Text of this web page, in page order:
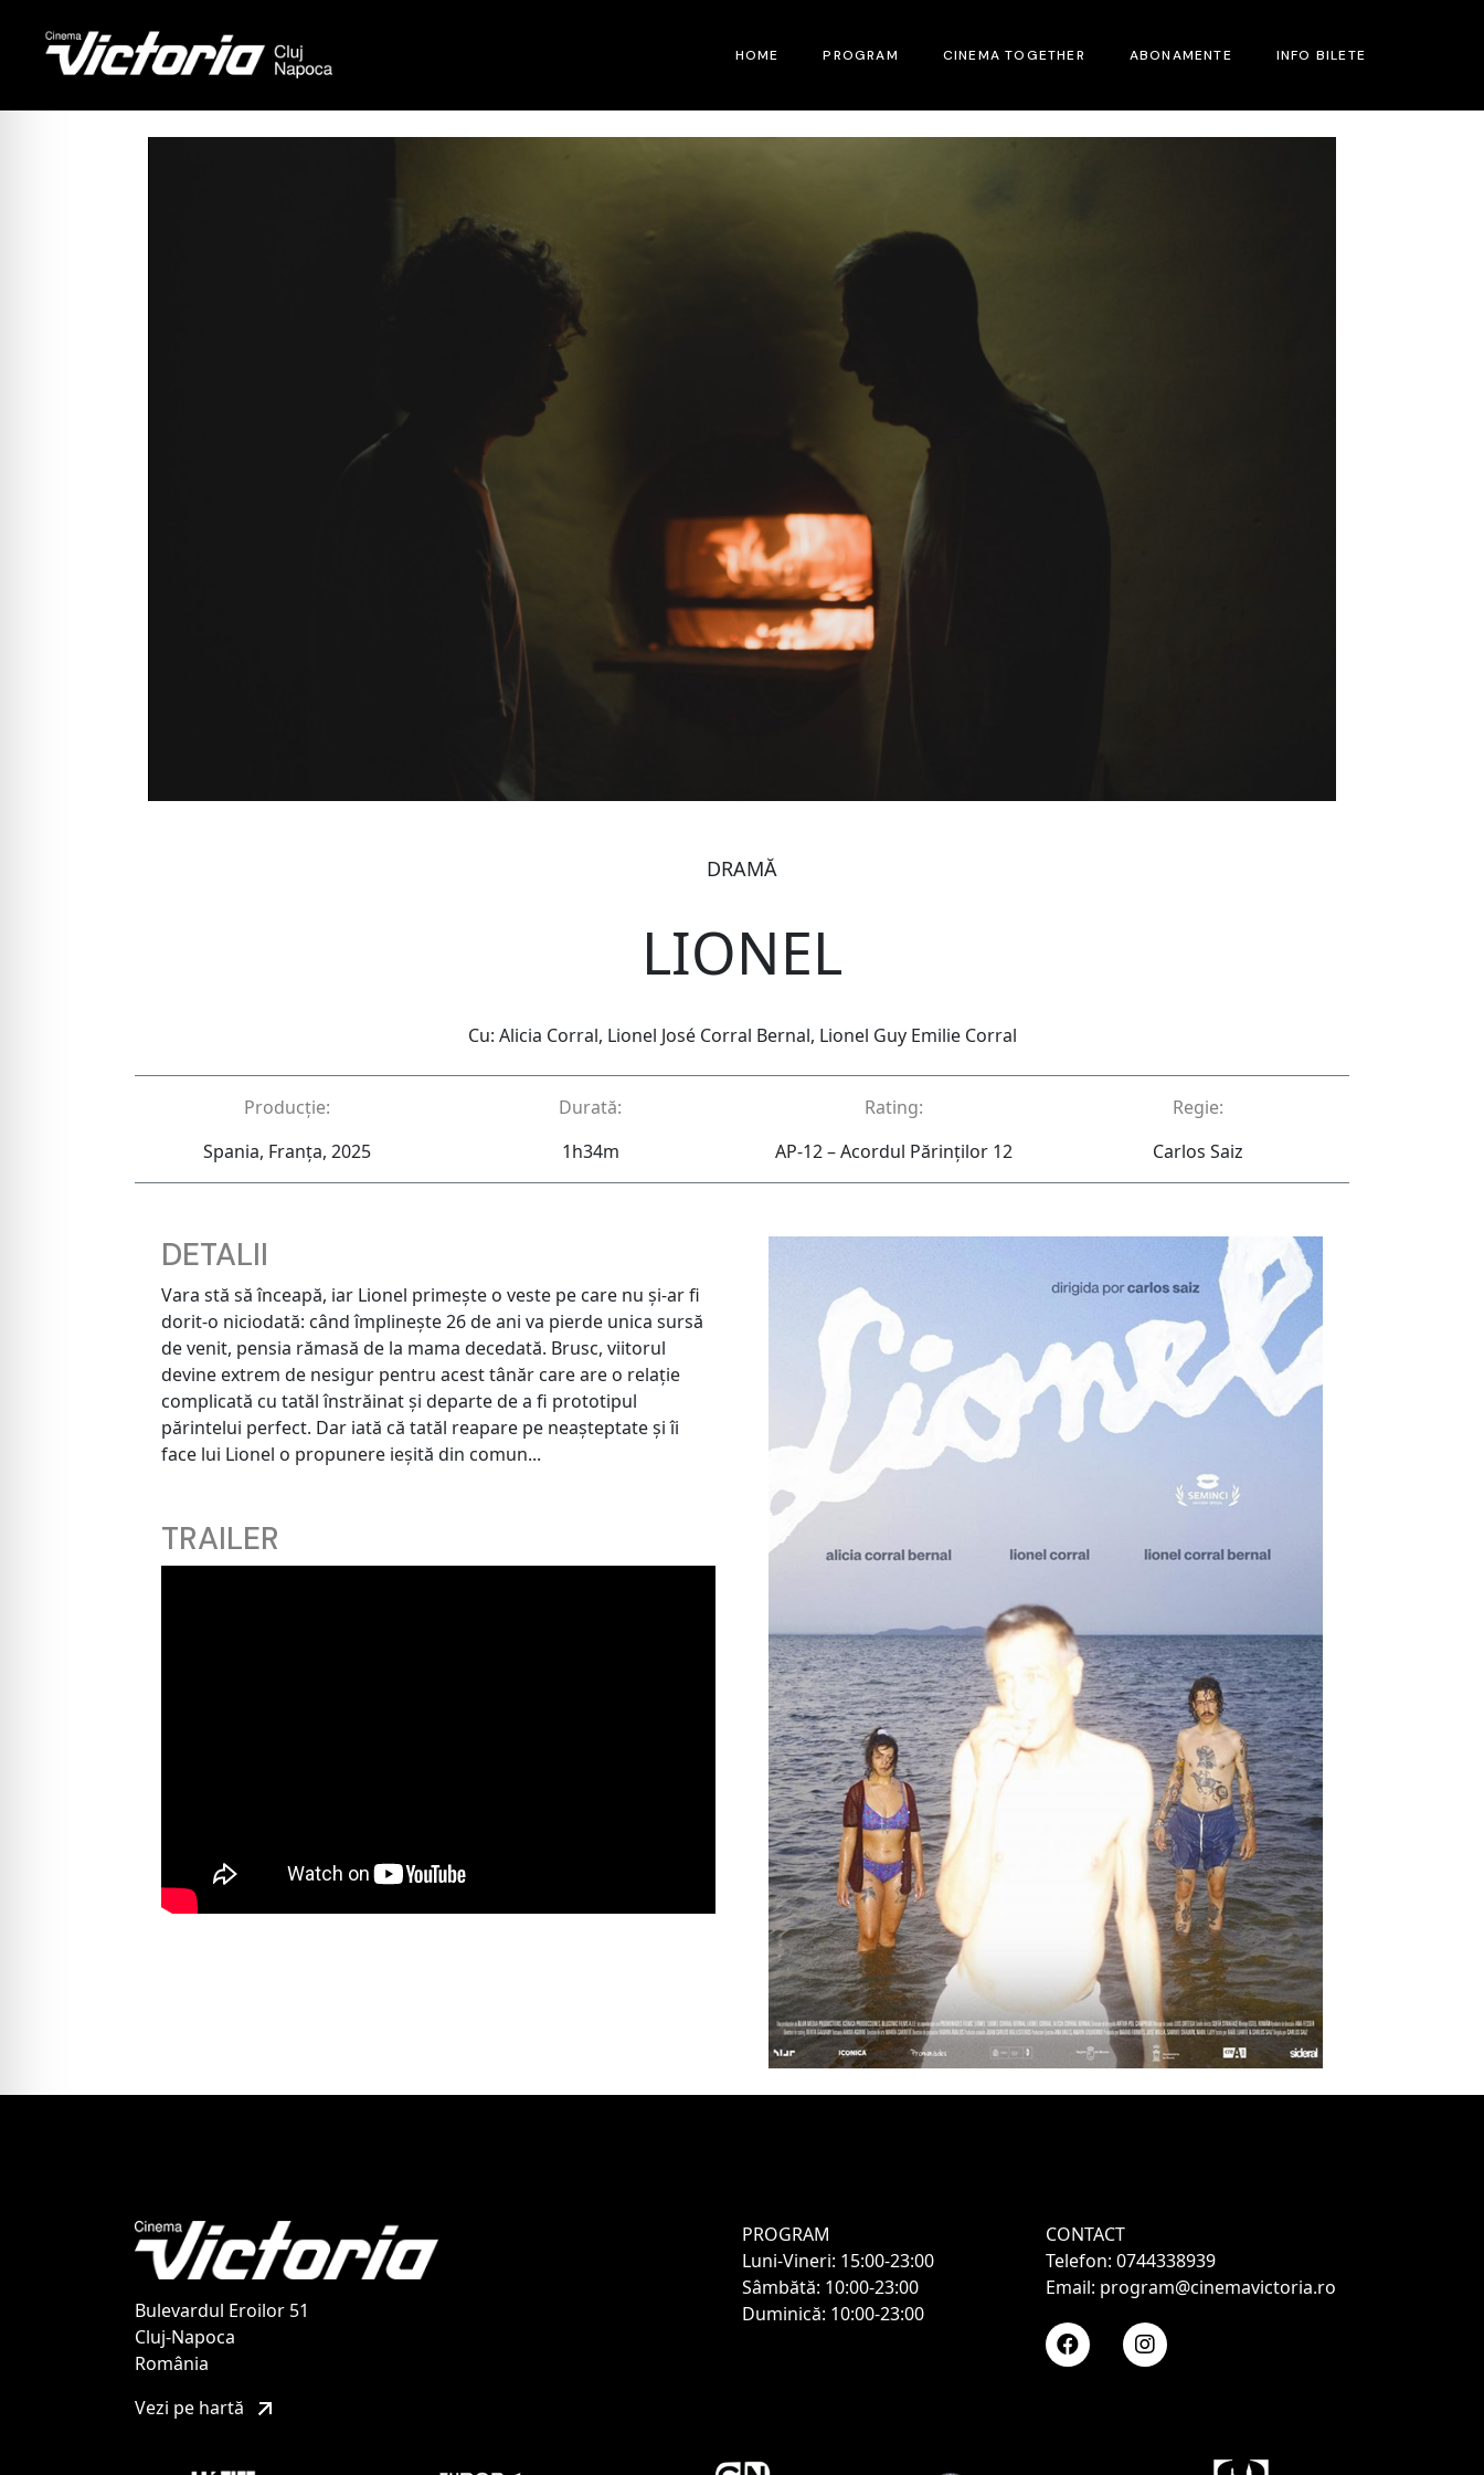
HOME PROGRAM CINEMA TOGETHER ABONAMENTE INFO BILETE
DRAMĂ
LIONEL
Cu: Alicia Corral, Lionel José Corral Bernal, Lionel Guy Emilie Corral
Producție:
Spania, Franța, 2025
Durată:
1h34m
Rating:
AP-12 – Acordul Părinţilor 12
Regie:
Carlos Saiz
DETALII
Vara stă să înceapă, iar Lionel primeşte o veste pe care nu şi-ar fi
dorit-o niciodată: când împlineşte 26 de ani va pierde unica sursă
de venit, pensia rămasă de la mama decedată. Brusc, viitorul
devine extrem de nesigur pentru acest tânăr care are o relaţie
complicată cu tatăl înstrăinat şi departe de a fi prototipul
părintelui perfect. Dar iată că tatăl reapare pe neaşteptate şi îi
face lui Lionel o propunere ieşită din comun...
TRAILER
Bulevardul Eroilor 51
Cluj-Napoca
România
Vezi pe hartă
PROGRAM
Luni-Vineri: 15:00-23:00
Sâmbătă: 10:00-23:00
Duminică: 10:00-23:00
CONTACT
Telefon: 0744338939
Email: program@cinemavictoria.ro